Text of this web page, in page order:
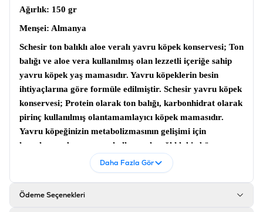
Ağırlık: 150 gr
Menşei: Almanya
Schesir ton balıklı aloe veralı yavru köpek konservesi; Ton
balığı ve aloe vera kullanılmış olan lezzetli içeriğe sahip
yavru köpek yaş mamasıdır. Yavru köpeklerin besin
ihtiyaçlarına göre formüle edilmiştir. Schesir yavru köpek
konservesi; Protein olarak ton balığı, karbonhidrat olarak
pirinç kullanılmış olantamamlayıcı köpek mamasıdır.
Yavru köpeğinizin metabolizmasının gelişimi için
hazırlanmış bu mamayı kullanarak sağlıklı bir bünyeye
kavuşmasına yardımcı olabilirsiniz.
Ton Balığı %53, Su %40,5, Aloe Vera %5, Tohum Yağı
Daha Fazla Gör
Ödeme Seçenekleri